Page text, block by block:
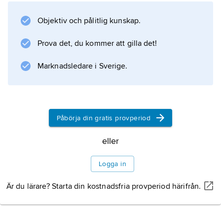
ombord; se
. I Sverige har sjömansvisor samlats in och
(1886–1951),
Objektiv och pålitlig kunskap.
Prova det, du kommer att gilla det!
Marknadsledare i Sverige.
Påbörja din gratis provperiod
eller
Logga in
Är du lärare? Starta din kostnadsfria provperiod härifrån.